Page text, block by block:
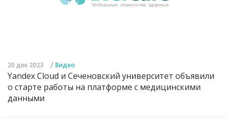
20 дек 2023 / Видео
Yandex Cloud и Сеченовский университет объявили
о старте работы на платформе с медицинскими
данными